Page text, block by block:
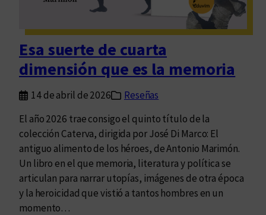
e
s
e
n
t
á
n
s
i
t
o
Esa suerte de cuarta
dimensión que es la memoria
14 de abril de 2026
Reseñas
El año 2026 trae consigo el quinto título de la
colección Caterva, dirigida por José Di Marco: El
antiguo alimento de los héroes, de Antonio Marimón.
Un libro en el que memoria, literatura y política se
articulan para narrar utopías, imágenes de otra época
y la heroicidad que vistió a tantos hombres en un
momento…